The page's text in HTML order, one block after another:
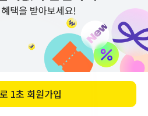
오늘 하루 보지 않기